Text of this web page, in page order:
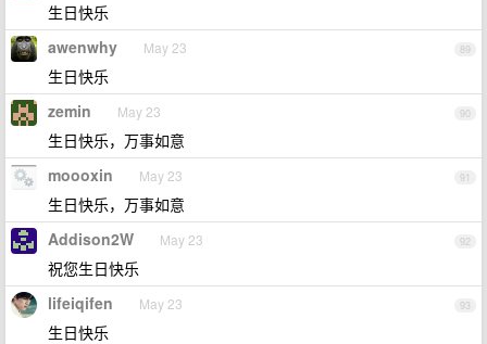
生日快乐
89
awenwhy May 23
生日快乐
90
zemin May 23
生日快乐，万事如意
91
moooxin May 23
生日快乐，万事如意
92
Addison2W May 23
祝您生日快乐
93
lifeiqifen May 23
生日快乐